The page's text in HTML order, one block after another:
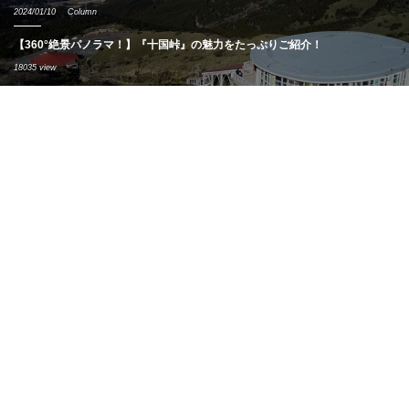
2024/01/10 Column
【360°絶景パノラマ！】『十国峠』の魅力をたっぷりご紹介！
18035 view